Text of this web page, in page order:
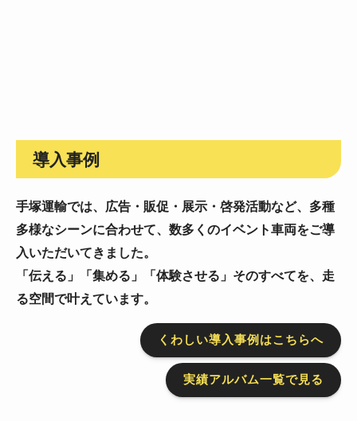
導入事例
手塚運輸では、広告・販促・展示・啓発活動など、 多種
多様なシーンに合わせて、数多くのイベント車両をご導
入いただいてきました。
「伝える」「集める」「体験させる」そのすべてを、走
る空間で叶えています。
くわしい導入事例はこちらへ
実績アルバム一覧で見る